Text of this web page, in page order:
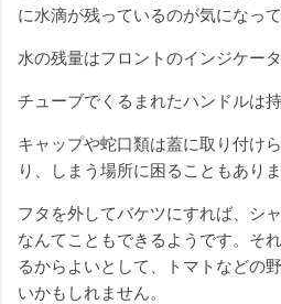
に水滴が残っているのが気になって
水の残量はフロントのインジケー
チューブでくるまれたハンドルは持
キャップや蛇口類は蓋に取り付け
り、しまう場所に困ることもありま
フタを外してバケツにすれば、シ
なんてこともできるようです。そ
るからよいとして、トマトなどの
いかもしれません。